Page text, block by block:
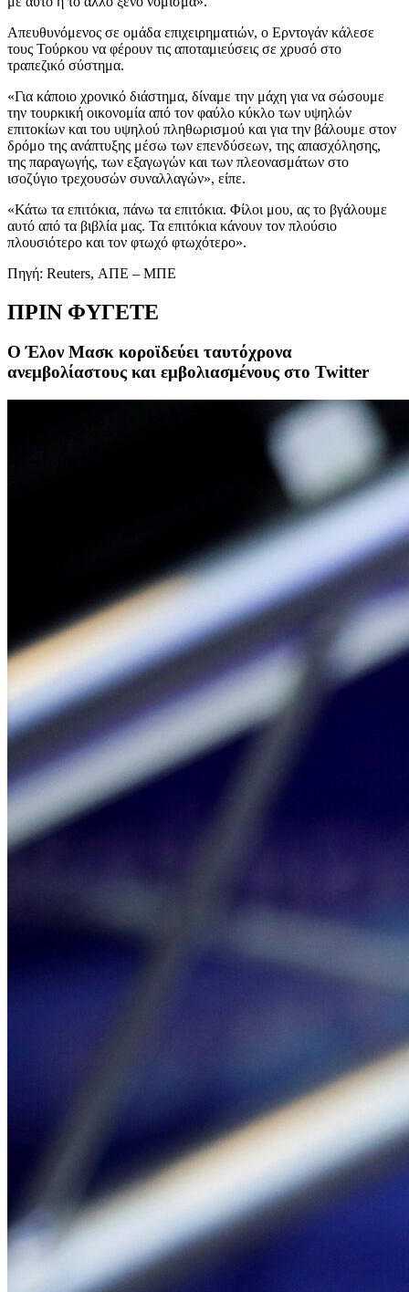
Απευθυνόμενος σε ομάδα επιχειρηματιών, ο Ερντογάν κάλεσε
τους Τούρκου να φέρουν τις αποταμιεύσεις σε χρυσό στο
τραπεζικό σύστημα.
«Για κάποιο χρονικό διάστημα, δίναμε την μάχη για να σώσουμε
την τουρκική οικονομία από τον φαύλο κύκλο των υψηλών
επιτοκίων και του υψηλού πληθωρισμού και για την βάλουμε στον
δρόμο της ανάπτυξης μέσω των επενδύσεων, της απασχόλησης,
της παραγωγής, των εξαγωγών και των πλεονασμάτων στο
ισοζύγιο τρεχουσών συναλλαγών», είπε.
«Κάτω τα επιτόκια, πάνω τα επιτόκια. Φίλοι μου, ας το βγάλουμε
αυτό από τα βιβλία μας. Τα επιτόκια κάνουν τον πλούσιο
πλουσιότερο και τον φτωχό φτωχότερο».
Πηγή: Reuters, ΑΠΕ – ΜΠΕ
ΠΡΙΝ ΦΥΓΕΤΕ
Ο Έλον Μασκ κοροϊδεύει ταυτόχρονα
ανεμβολίαστους και εμβολιασμένους στο Twitter